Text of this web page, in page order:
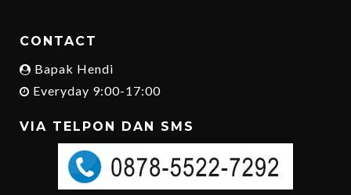
CONTACT
Bapak Hendi
Everyday 9:00-17:00
VIA TELPON DAN SMS